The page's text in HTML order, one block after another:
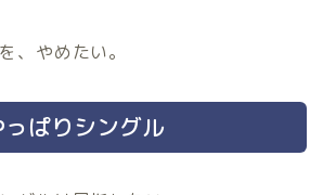
、やめたい。
ぱりシングル